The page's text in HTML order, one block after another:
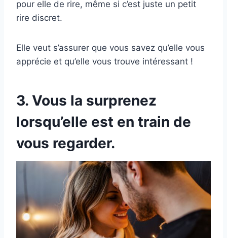
pour elle de rire, même si c’est juste un petit
rire discret.
Elle veut s’assurer que vous savez qu’elle vous
apprécie et qu’elle vous trouve intéressant !
3. Vous la surprenez
lorsqu’elle est en train de
vous regarder.